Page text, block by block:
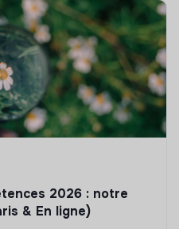
2026 : notre
& En ligne)